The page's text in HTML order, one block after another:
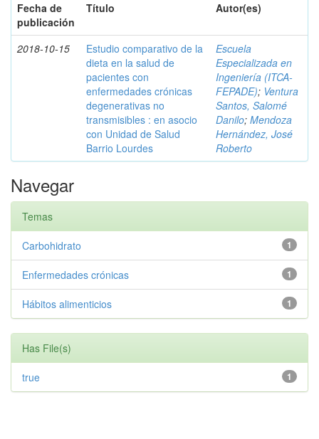
Fecha de
publicación
Título Autor(es)
2018-10-15
Estudio comparativo de la
dieta en la salud de
pacientes con
enfermedades crónicas
degenerativas no
transmisibles : en asocio
con Unidad de Salud
Barrio Lourdes
Escuela
Especializada en
Ingeniería (ITCA-
FEPADE); Ventura
Santos, Salomé
Danilo; Mendoza
Hernández, José
Roberto
Navegar
Temas
1
Carbohidrato
1
Enfermedades crónicas
1
Hábitos alimenticios
Has File(s)
1
true